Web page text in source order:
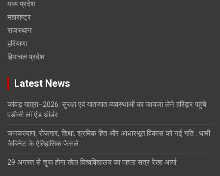
मध्य प्रदेश
महाराष्ट्र
राजस्थान
हरियाणा
हिमाचल प्रदेश
Latest News
कांवड़ यात्रा–2026: सुरक्षा एवं यातायात व्यवस्थाओं का जायजा लेने हरिद्वार पहुंचे
एडीजी लॉ एंड ऑर्डर
जनकल्याण, रोजगार, शिक्षा, श्रमिक हित और आधारभूत विकास को नई गति : धामी
कैबिनेट के ऐतिहासिक फैसले
29 अगस्त से शुरू होगा खेल विश्वविद्यालय का पहला सत्र रेखा आर्या